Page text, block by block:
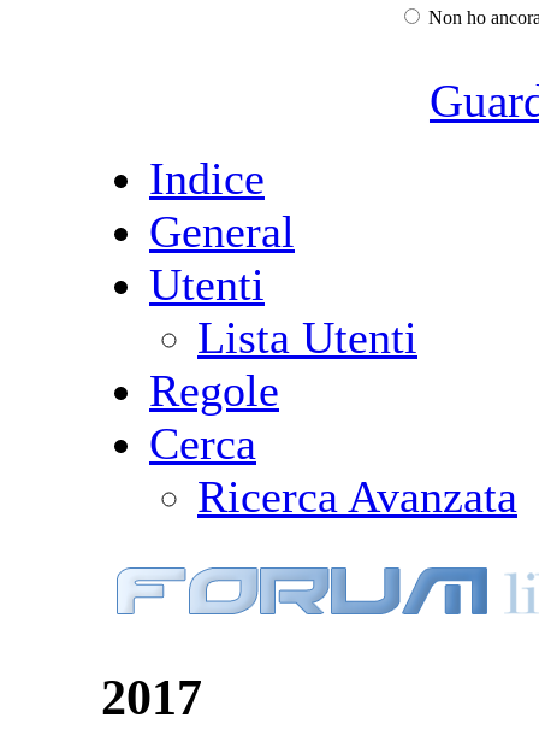
Non ho
Indice
General
Utenti
Lista Utenti
Regole
Cerca
Ricerca Avanzata
2017